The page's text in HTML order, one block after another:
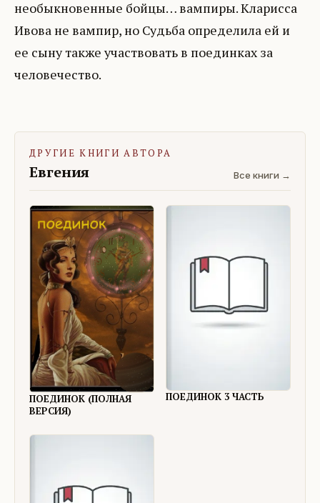
необыкновенные бойцы… вампиры. Кларисса
Ивова не вампир, но Судьба определила ей и
ее сыну также участвовать в поединках за
человечество.
ДРУГИЕ КНИГИ АВТОРА
Евгения Все книги →
ПОЕДИНОК (ПОЛНАЯ
ВЕРСИЯ)
ПОЕДИНОК 3 ЧАСТЬ